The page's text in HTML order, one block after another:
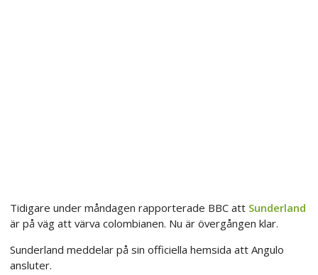
Tidigare under måndagen rapporterade BBC att Sunderland
är på väg att värva colombianen. Nu är övergången klar.
Sunderland meddelar på sin officiella hemsida att Angulo
ansluter.